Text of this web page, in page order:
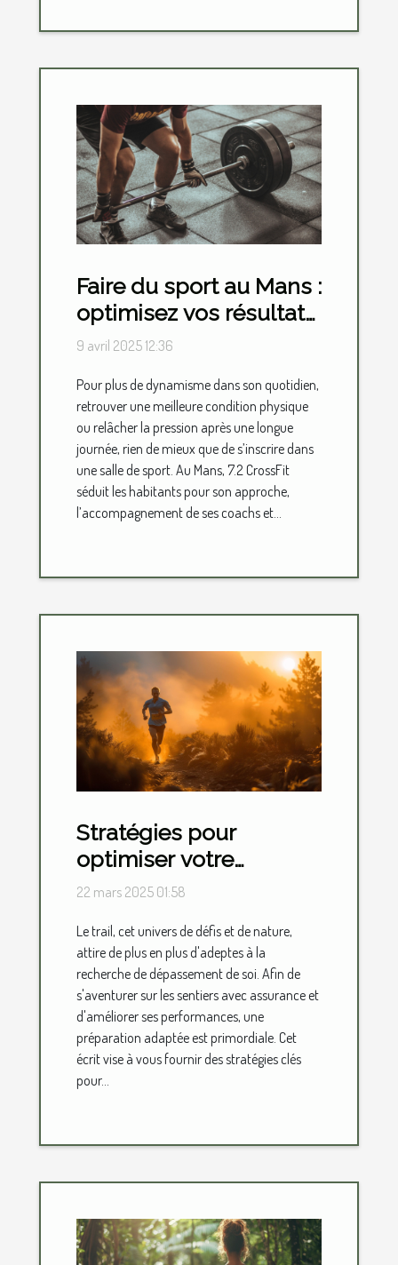
Faire du sport au Mans :
optimisez vos résultats
dans cette salle de
9 avril 2025 12:36
Pour plus de dynamisme dans son quotidien,
retrouver une meilleure condition physique
ou relâcher la pression après une longue
journée, rien de mieux que de s’inscrire dans
une salle de sport. Au Mans, 7.2 CrossFit
séduit les habitants pour son approche,
l’accompagnement de ses coachs et...
Stratégies pour
optimiser votre
entraînement et
22 mars 2025 01:58
Le trail, cet univers de défis et de nature,
attire de plus en plus d'adeptes à la
recherche de dépassement de soi. Afin de
s'aventurer sur les sentiers avec assurance et
d'améliorer ses performances, une
préparation adaptée est primordiale. Cet
écrit vise à vous fournir des stratégies clés
pour...